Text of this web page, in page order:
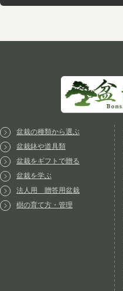
盆栽の種類から選ぶ
盆栽鉢や道具類
盆栽をギフトで贈る
盆栽を学ぶ
法人用 贈答用盆栽
樹の育て方・管理